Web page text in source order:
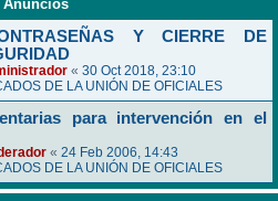
Anuncios
Y CIERRE DE
« 30 Oct 2018, 23:10
DE LA UNIÓN DE OFICIALES
para intervención en el
« 24 Feb 2006, 14:43
DE LA UNIÓN DE OFICIALES